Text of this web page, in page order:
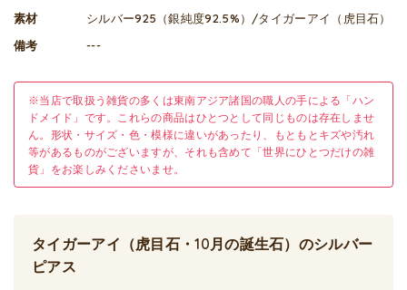
素材
シルバー925（銀純度92.5%）/タイガーアイ（虎目石）
備考
---
※当店で取扱う雑貨の多くは東南アジア諸国の職人の手による「ハン
ドメイド」です。これらの商品はひとつとして同じものは存在しませ
ん。形状・サイズ・色・模様に違いがあったり、もともとキズや汚れ
等があるものがございますが、それも含めて「世界にひとつだけの雑
貨」をお楽しみくださいませ。
タイガーアイ（虎目石・10月の誕生石）のシルバー
ピアス